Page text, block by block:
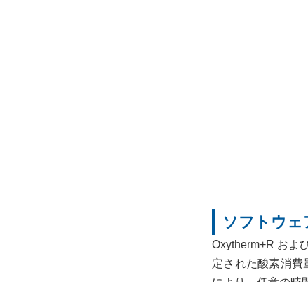
ソフトウェ
Oxytherm+R およ
定された酸素消費